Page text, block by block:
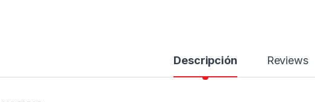
Descripción Reviews